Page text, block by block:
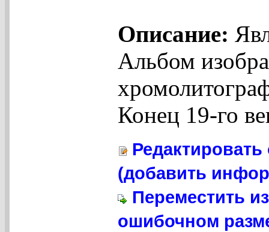
Описание:
Альбом
Конец 19-го
(добавить
Переместить
ошибочном